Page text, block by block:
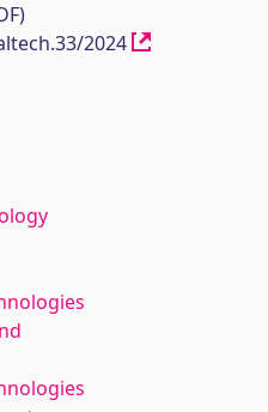
2024